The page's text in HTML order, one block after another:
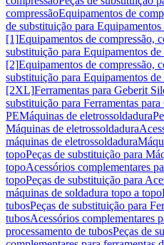
compressãoEquipamentos de
de substituição para
[1]Equipamentos de compressão,
substituição para Equipamentos
[2]Equipamentos de compressão,
substituição para Equipamentos
[2XL]Ferramentas para Geberit
substituição para Ferramentas
PEMáquinas de eletrossoldadura
Máquinas de eletrossoldadura
máquinas de eletrossoldadura
topoPeças de substituição para
topoAcessórios complementares
topoPeças de substituição para
máquinas de soldadura topo a topo
tubosPeças de substituição para
tubosAcessórios complementares
processamento de tubosPeças de